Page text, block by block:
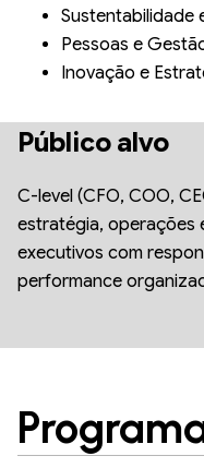
Sustentabilidade
Pessoas e
Inovação e
Público alvo
C-level (CFO, COO,
estratégia, operações
executivos com
performance